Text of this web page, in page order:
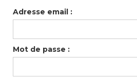
Adresse email :
Mot de passe :